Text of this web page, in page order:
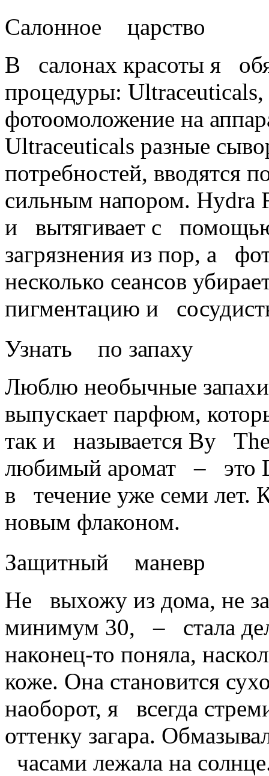
Салонное царство
В салонах красоты я
процедуры:
фотоомоложение на
Ultraceuticals разные
потребностей,
сильным напором. Hydra
и вытягивает с помощью
загрязнения из пор, а
несколько сеансов
пигментацию и
Узнать по запаху
Люблю необычные
выпускает парфюм,
так и называется By
любимый аромат – это
в течение уже семи лет.
новым флаконом.
Защитный маневр
Не выхожу из дома, не
минимум 30, – стала
наконец-то поняла,
коже. Она становится
наоборот, я всегда
оттенку загара.
часами лежала на